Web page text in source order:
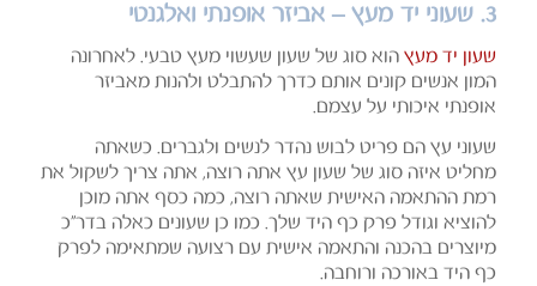
3. שעוני יד מעץ – אביזר אופנתי ואלגנטי
שעון יד מעץהוא סוג של שעון שעשוי מעץ טבעי. לאחרונה
המון אנשים קונים אותם כדרך להתבלט ולהנות מאביזר
אופנתי איכותי על עצמם.
שעוני עץ הם פריט לבוש נהדר לנשים ולגברים. כשאתה
מחליט איזה סוג של שעון עץ אתה רוצה, אתה צריך לשקול את
רמת ההתאמה האישית שאתה רוצה, כמה כסף אתה מוכן
להוציא וגודל פרק כף היד שלך. כמו כן שעונים כאלה בדר"כ
מיוצרים בהכנה והתאמה אישית עם רצועה שמתאימה לפרק
כף היד באורכה ורוחבה.